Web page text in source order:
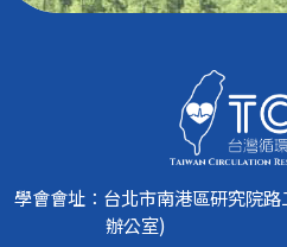
學會會址：台北市南港區研究院
辦公室)